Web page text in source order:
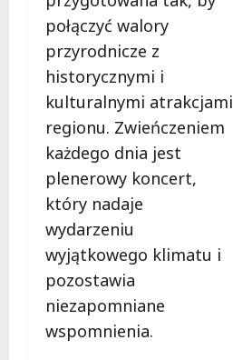
połączyć walory
przyrodnicze z
historycznymi i
kulturalnymi atrakcjami
regionu. Zwieńczeniem
każdego dnia jest
plenerowy koncert,
który nadaje
wydarzeniu
wyjątkowego klimatu i
pozostawia
niezapomniane
wspomnienia.